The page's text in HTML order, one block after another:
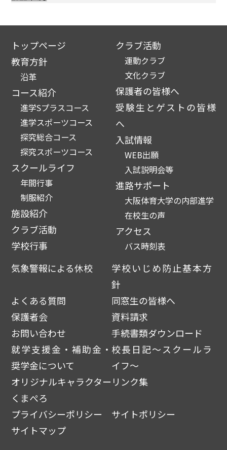
トップページ
教育方針
沿革
コース紹介
進学Sプラスコース
進学スポーツコース
探究総合コース
探究スポーツコース
スクールライフ
年間行事
制服紹介
施設紹介
クラブ活動
学校行事
クラブ活動
運動クラブ
文化クラブ
保護者の皆様へ
受験生とゲストの皆様
へ
入試情報
WEB出願
入試説明会等
進路サポート
大阪体育大学の内部進学
在校生の声
アクセス
バス時刻表
気象警報による休校
学校いじめ防止基本方
針
よくある質問
同窓生の皆様へ
保護者会
資料請求
お問い合わせ
手続書類ダウンロード
就学支援金・補助金・
奨学金について
校長日記～スクールラ
イフ～
オリジナルキャラクター
くまぺろ
リンク集
プライバシーポリシー
サイトポリシー
サイトマップ